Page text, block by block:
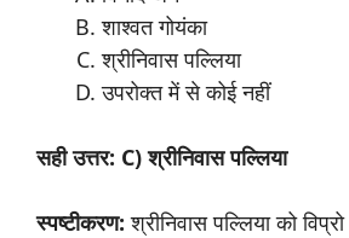
शाश्वत गोयंका
श्रीनिवास पल्लिया
उपरोक्त में से कोई नहीं
सही उत्तर: C) श्रीनिवास पल्लिया
स्पष्टीकरण: श्रीनिवास पल्लिया को